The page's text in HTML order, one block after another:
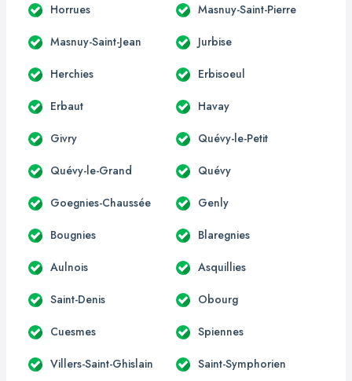
Horrues Masnuy-Saint-Pierre
Masnuy-Saint-Jean Jurbise
Herchies Erbisoeul
Erbaut Havay
Givry Quévy-le-Petit
Quévy-le-Grand Quévy
Goegnies-Chaussée Genly
Bougnies Blaregnies
Aulnois Asquillies
Saint-Denis Obourg
Cuesmes Spiennes
Villers-Saint-Ghislain Saint-Symphorien